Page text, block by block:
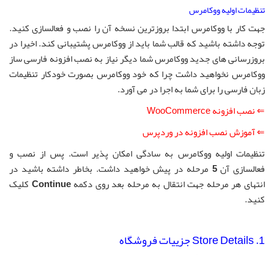
تنظیمات اولیه ووکامرس
جهت کار با ووکامرس ابتدا بروزترین نسخه آن را نصب و فعالسازی کنید.
توجه داشته باشید که قالب شما باید از ووکامرس پشتیبانی کند. اخیرا در
بروزرسانی های جدید ووکامرس شما دیگر نیاز به نصب افزونه فارسی ساز
ووکامرس نخواهید داشت چرا که خود ووکامرس بصورت خودکار تنظیمات
زبان فارسی را برای شما به اجرا در می آورد.
⇐ نصب افزونه WooCommerce
⇐ آموزش نصب افزونه در وردپرس
تنظیمات اولیه ووکامرس به سادگی امکان پذیر است. پس از نصب و
فعالسازی آن5 مرحله در پیش خواهید داشت. بخاطر داشته باشید در
انتهای هر مرحله جهت انتقال به مرحله بعد روی دکمهContinue کلیک
کنید.
1. Store Details جزییات فروشگاه